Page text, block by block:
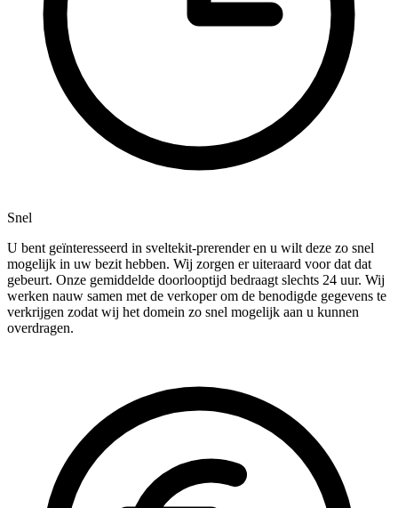
Snel
U bent geïnteresseerd in sveltekit-prerender en u wilt deze zo snel
mogelijk in uw bezit hebben. Wij zorgen er uiteraard voor dat dat
gebeurt. Onze gemiddelde doorlooptijd bedraagt slechts 24 uur. Wij
werken nauw samen met de verkoper om de benodigde gegevens te
verkrijgen zodat wij het domein zo snel mogelijk aan u kunnen
overdragen.